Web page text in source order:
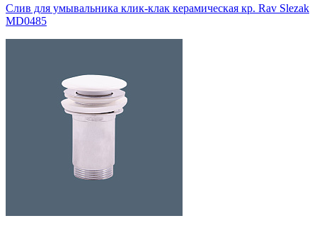
Слив для умывальника клик-клак керамическая кр. Rav Slezak
MD0485